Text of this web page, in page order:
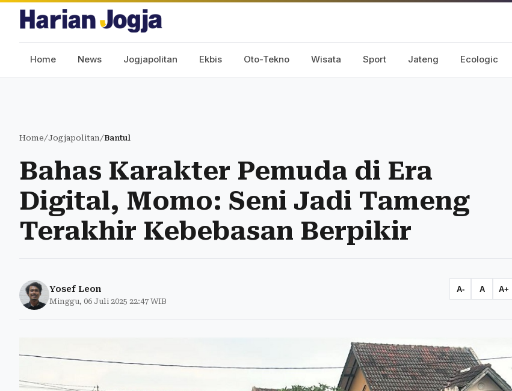
Home News Jogjapolitan Ekbis Oto-Tekno Wisata Sport Jateng Ecologic
Home/Jogjapolitan/Bantul
Bahas Karakter Pemuda di Era
Digital, Momo: Seni Jadi Tameng
Terakhir Kebebasan Berpikir
Yosef Leon
Minggu, 06 Juli 2025 22:47 WIB
A- A A+